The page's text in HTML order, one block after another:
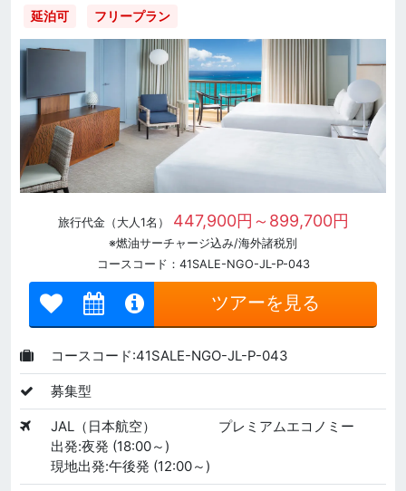
延泊可 フリープラン
旅行代金（大人1名） 447,900円～899,700円
※燃油サーチャージ込み/海外諸税別
コースコード：41SALE-NGO-JL-P-043
ツアーを見る
コースコード:41SALE-NGO-JL-P-043
募集型
JAL（日本航空）
プレミアムエコノミー
出発:夜発 (18:00～)
現地出発:午後発 (12:00～)